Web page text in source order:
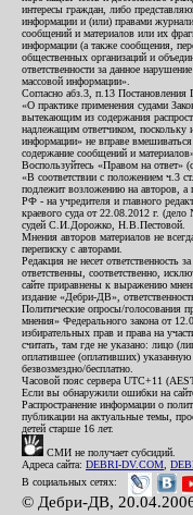
интересы граждан, либо
информации и (или) правами
сообщений и материалов или их
информации (а также сообщения,
общественных организаций и
ответственности за данное
массовой информации».
Согласно абз.3, п.13
«О практике применения судами
вытекающим из содержания
надлежащим ответчиком, поскольку
информации» не вправе
содержание сообщений и
Воспользуйтесь «Правом на
«В соответствии с положением ч.3
подлежит возложению на авторов,
РФ - на учредителя и главного
краевого суда от 22.08.2012 г.
судей С.И.Дорожко, Н.В.Пестовой.
Мнения авторов материалов не
переписку с авторами.
Редакция не несет ответственность
ответственны, соответственно,
сайте приравнены к выражению
издание «Дебри-ДВ»,
Политические опросы/голосования
мнения» Федерального закона от
избирательных прав и права на
считать, там где не указано: лицо
оплатившее (оплативших)
безвозмездно/бесплатно.
Часовой пояс сервера UTC+11
Если вы обнаружили ошибки на
Распространение информации о
публикации на актуальные темы,
детей старше 16 лет.
СМИ не получает субсидий.
Адреса сайта: DEBRI-DV.COM
В социальных сетях:
© Дебри-ДВ,